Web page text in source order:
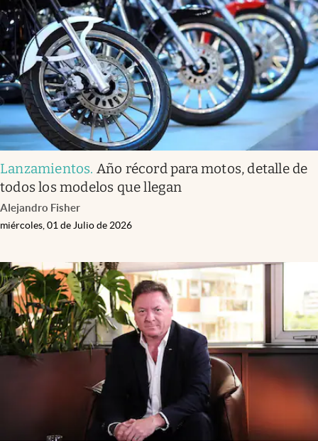
Infotechnology
Clase
Clima
Mundial 2026
Eventos Corporativos
El Cronista Studio
Mediakit
abre en nueva pestaña
Argentina
Lanzamientos. Año récord para motos, detalle de
todos los modelos que llegan
Alejandro Fisher
miércoles, 01 de Julio de 2026